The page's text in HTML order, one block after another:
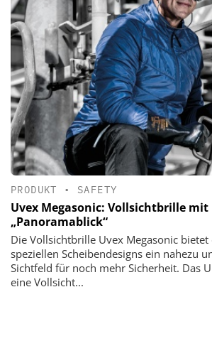
PRODUKT • SAFETY
Uvex Megasonic: Vollsichtbrille mit
„Panoramablick“
Die Vollsichtbrille Uvex Megasonic
speziellen Scheibendesigns ein nahezu
Sichtfeld für noch mehr Sicherheit. Das
eine Vollsicht...